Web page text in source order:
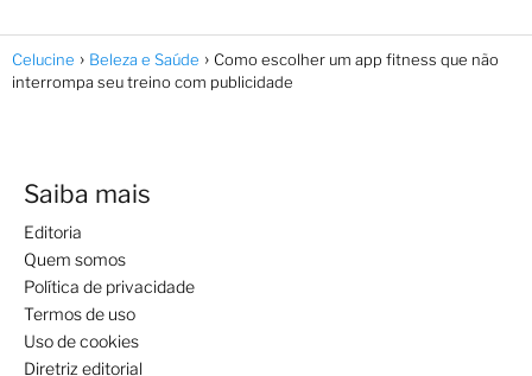
Celucine Beleza e Saúde
Como escolher um app fitness que não
interrompa seu treino com publicidade
Saiba mais
Editoria
Quem somos
Política de privacidade
Termos de uso
Uso de cookies
Diretriz editorial